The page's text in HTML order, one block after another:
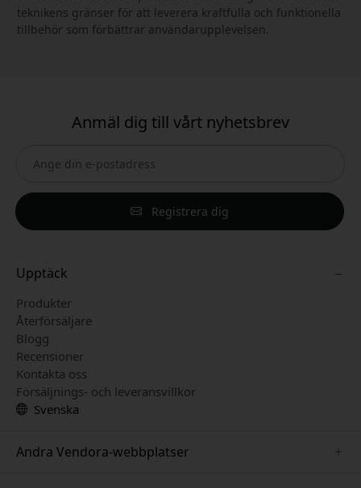
teknikens gränser för att leverera kraftfulla och funktionella
tillbehör som förbättrar användarupplevelsen.
Anmäl dig till vårt nyhetsbrev
Registrera dig
Upptäck
Produkter
Återförsäljare
Blogg
Recensioner
Kontakta oss
Försäljnings- och leveransvillkor
Svenska
Andra Vendora-webbplatser